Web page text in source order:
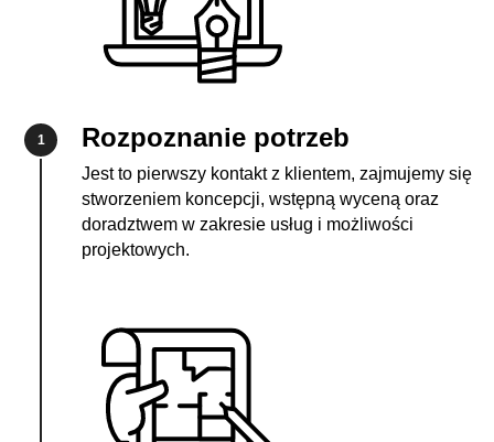
1 Rozpoznanie potrzeb
Jest to pierwszy kontakt z klientem, zajmujemy się
stworzeniem koncepcji, wstępną wyceną oraz
doradztwem w zakresie usług i możliwości
projektowych.